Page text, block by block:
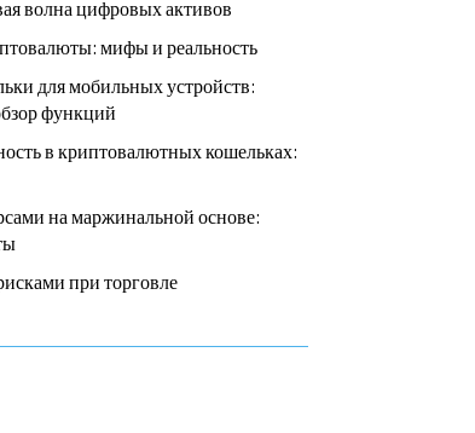
волна цифровых активов
мифы и реальность
для мобильных устройств:
функций
в криптовалютных кошельках:
на маржинальной основе:
при торговле